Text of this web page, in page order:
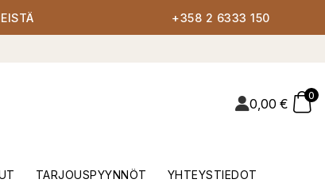
+358 2 6333 150
0,00 €
0
TARJOUSPYYNNÖT YHTEYSTIEDOT